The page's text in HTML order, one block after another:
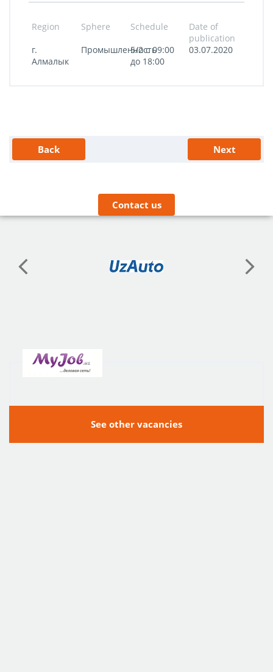
Region Sphere Schedule
Date of
publication
г.
Алмалык
Промышленность
5/2 c 09:00
до 18:00
03.07.2020
Back Next
Contact us
See other vacancies